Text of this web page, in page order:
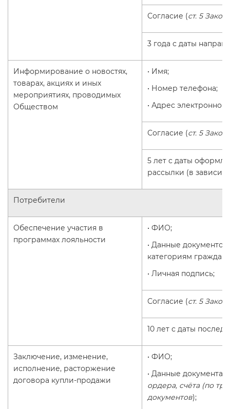
Согласие (ст. 5
3 года с даты
Информирование о новостях,
товарах, акциях и иных
мероприятиях, проводимых
Обществом
• Имя;
• Номер телефона;
• Адрес электронной
Согласие (ст. 5
5 лет с даты
рассылки (в
Потребители
Обеспечение участия в
программах лояльности
• ФИО;
• Данные
категориям
• Личная подпись;
Согласие (ст. 5
10 лет с даты
Заключение, изменение,
исполнение, расторжение
договора купли-продажи
• ФИО;
• Данные документа,
ордера, счёта (по
документов);